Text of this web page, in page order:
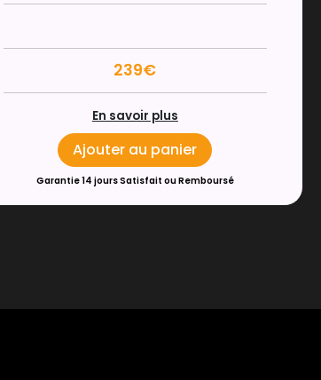
239€
En savoir plus
Ajouter au panier
Garantie 14 jours Satisfait ou Remboursé